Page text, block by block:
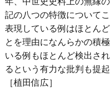
記の八つの特徴について
表現している例はほとん
とを理由になんらかの積
いる例もほとんど検出さ
るという有力な批判も提起
［植田信広］